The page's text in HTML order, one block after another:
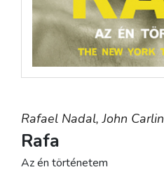
Rafael Nadal,John Carlin
Rafa
Az én történetem